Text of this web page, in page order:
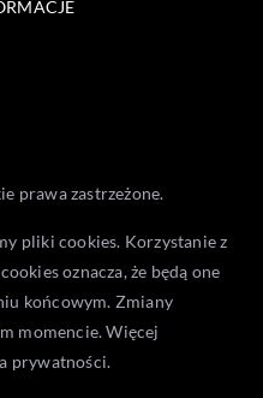
prawa zastrzeżone.
pliki cookies. Korzystanie z
oznacza, że będą one
końcowym. Zmiany
momencie. Więcej
prywatności.